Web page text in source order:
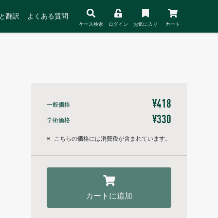
翻訳 よくある質問
ケース検索 ログイン お気に入り カート
一般価格 ¥418
学術価格 ¥330
※ こちらの価格には消費税が含まれています。
カートに追加